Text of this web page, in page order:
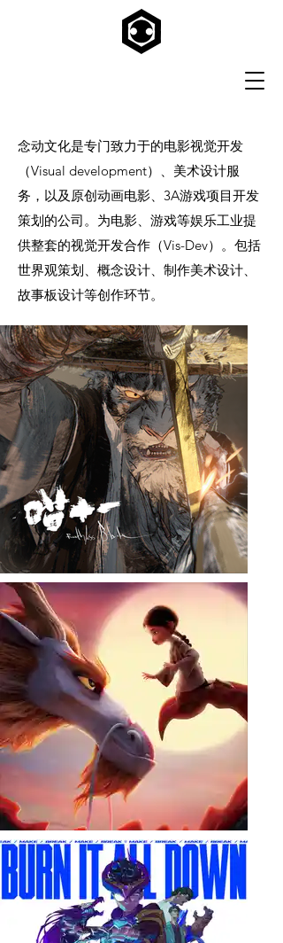
念动文化是专门致力于的电影视觉开发
（Visual development）、美术设计服
务，以及原创动画电影、3A游戏项目开发
策划的公司。为电影、游戏等娱乐工业提
供整套的视觉开发合作（Vis-Dev）。包括
世界观策划、概念设计、制作美术设计、
故事板设计等创作环节。